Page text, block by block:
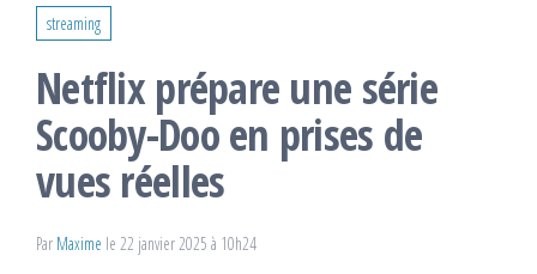
streaming
Netflix prépare une série
Scooby-Doo en prises de
vues réelles
Par Maxime le 22 janvier 2025 à 10h24